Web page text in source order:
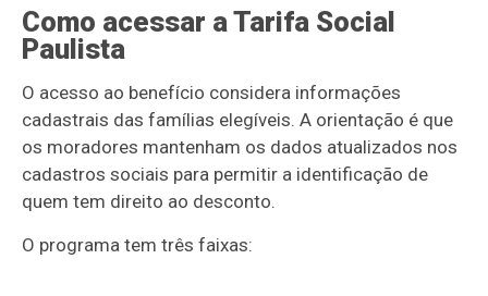
Como acessar a Tarifa Social
Paulista
O acesso ao benefício considera informações
cadastrais das famílias elegíveis. A orientação é que
os moradores mantenham os dados atualizados nos
cadastros sociais para permitir a identificação de
quem tem direito ao desconto.
O programa tem três faixas: